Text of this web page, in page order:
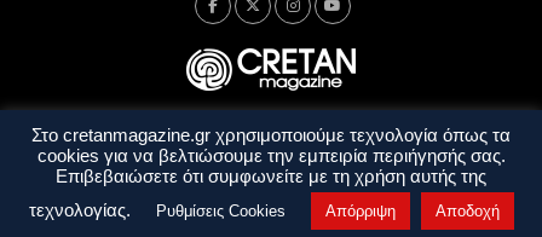
Ταυτότητα Πολιτική Απορρήτου
Όροι Χρήσης
Όροι και Προϋποθέσεις
Στο cretanmagazine.gr χρησιμοποιούμε τεχνολογία όπως τα
cookies για να βελτιώσουμε την εμπειρία περιήγησής σας.
Επιβεβαιώσετε ότι συμφωνείτε με τη χρήση αυτής της
τεχνολογίας.
Ρυθμίσεις Cookies Απόρριψη Αποδοχή